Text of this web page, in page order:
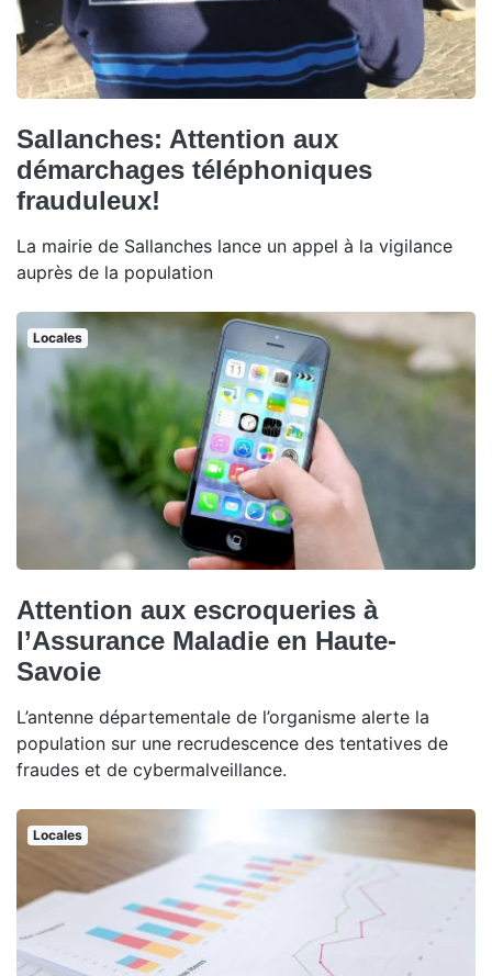
Sallanches: Attention aux
démarchages téléphoniques
frauduleux!
La mairie de Sallanches lance un appel à la vigilance
auprès de la population
Locales
Attention aux escroqueries à
l’Assurance Maladie en Haute-
Savoie
L’antenne départementale de l’organisme alerte la
population sur une recrudescence des tentatives de
fraudes et de cybermalveillance.
Locales